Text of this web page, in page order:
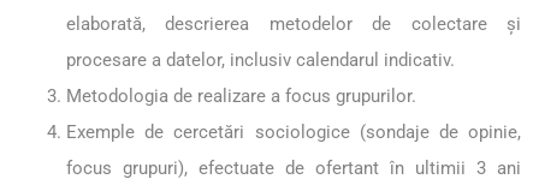
elaborată, descrierea metodelor de colectare și
procesare a datelor, inclusiv calendarul indicativ.
Metodologia de realizare a focus grupurilor.
Exemple de cercetări sociologice (sondaje de opinie,
focus grupuri), efectuate de ofertant în ultimii 3 ani